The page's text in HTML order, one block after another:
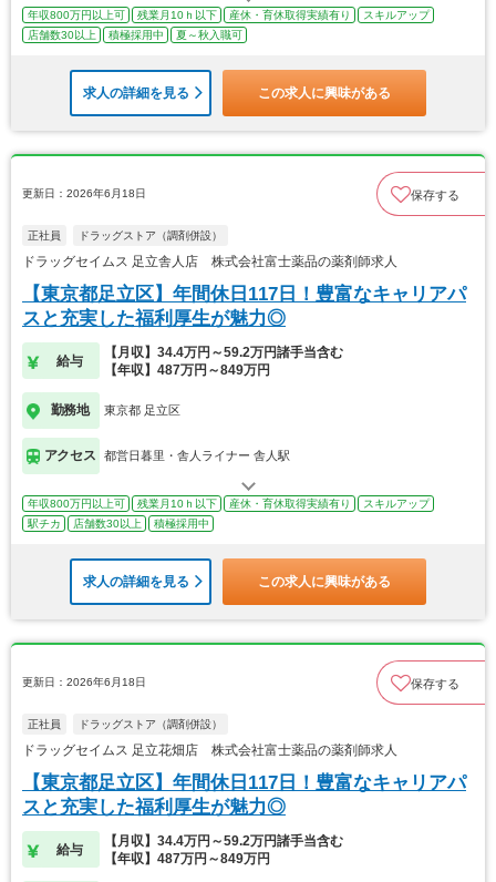
年収800万円以上可 残業月10ｈ以下 産休・育休取得実績有り
スキルアップ
店舗数30以上
積極採用中 夏～秋入職可
求人の詳細を見る この求人に興味がある
更新日：2026年6月18日 保存する
正社員 ドラッグストア（調剤併設）
ドラッグセイムス 足立舎人店 株式会社富士薬品の薬剤師求人
【東京都足立区】年間休日117日！豊富なキャリアパ
スと充実した福利厚生が魅力◎
給与
【月収】34.4万円～59.2万円諸手当含む
【年収】487万円～849万円
勤務地 東京都 足立区
アクセス 都営日暮里・舎人ライナー 舎人駅
年収800万円以上可 残業月10ｈ以下 産休・育休取得実績有り
スキルアップ
駅チカ
店舗数30以上 積極採用中
求人の詳細を見る この求人に興味がある
更新日：2026年6月18日 保存する
正社員 ドラッグストア（調剤併設）
ドラッグセイムス 足立花畑店 株式会社富士薬品の薬剤師求人
【東京都足立区】年間休日117日！豊富なキャリアパ
スと充実した福利厚生が魅力◎
給与
【月収】34.4万円～59.2万円諸手当含む
【年収】487万円～849万円